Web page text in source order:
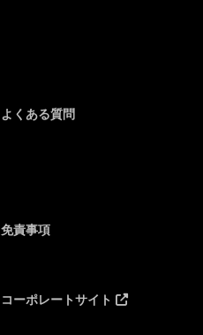
よくある質問
免責事項
コーポレートサイト